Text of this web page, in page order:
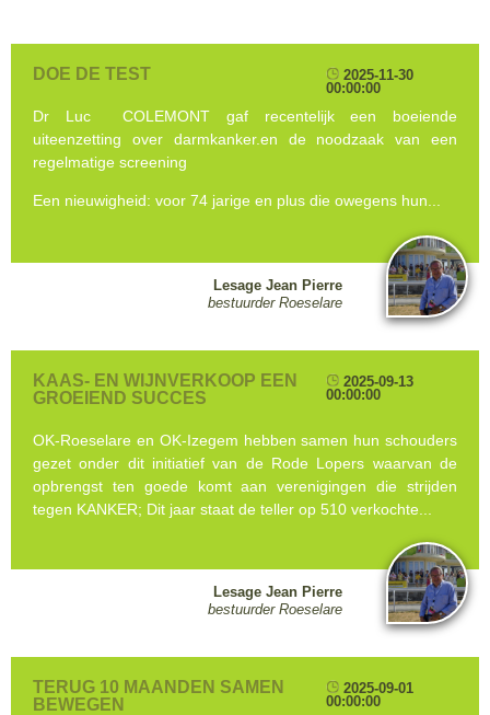
DOE DE TEST
Dr Luc COLEMONT gaf recentelijk een boeiende
uiteenzetting over darmkanker.en de noodzaak van een
regelmatige screening
Een nieuwigheid: voor 74 jarige en plus die owegens hun...
2025-11-30
00:00:00
Lesage Jean Pierre
bestuurder Roeselare
KAAS- EN WIJNVERKOOP EEN
GROEIEND SUCCES
OK-Roeselare en OK-Izegem hebben samen hun schouders
gezet onder dit initiatief van de Rode Lopers waarvan de
opbrengst ten goede komt aan verenigingen die strijden
tegen KANKER; Dit jaar staat de teller op 510 verkochte...
2025-09-13
00:00:00
Lesage Jean Pierre
bestuurder Roeselare
TERUG 10 MAANDEN SAMEN
BEWEGEN
2025-09-01
00:00:00